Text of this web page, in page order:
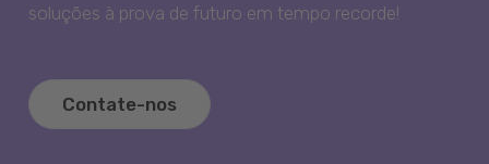
soluções à prova de futuro em tempo recorde!
Contate-nos